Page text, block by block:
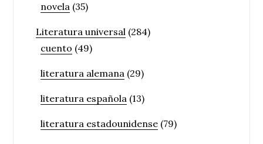
novela (35)
Literatura universal (284)
cuento (49)
literatura alemana (29)
literatura española (13)
literatura estadounidense (79)